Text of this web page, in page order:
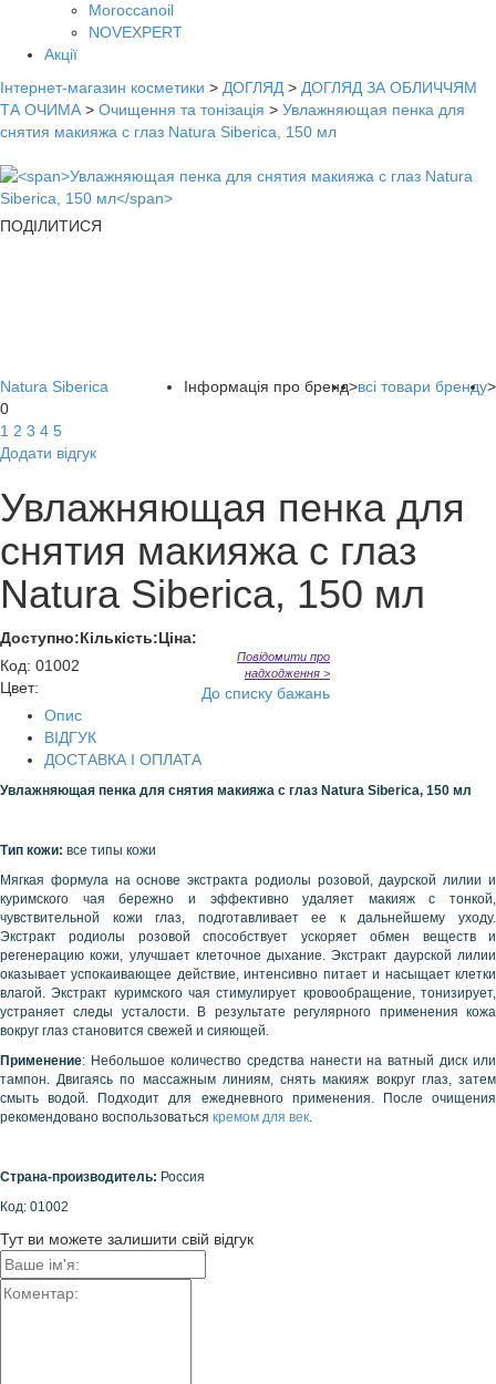
Moroccanoil
NOVEXPERT
Акції
Інтернет-магазин косметики > ДОГЛЯД > ДОГЛЯД ЗА ОБЛИЧЧЯМ
ТА ОЧИМА > Очищення та тонізація > Увлажняющая пенка для
снятия макияжа с глаз Natura Siberica, 150 мл
ПОДІЛИТИСЯ
Інформація про бренд>всі товари бренду>
Natura Siberica
0
1 2 3 4 5
Додати відгук
Увлажняющая пенка для
снятия макияжа с глаз
Natura Siberica, 150 мл
Доступно:Кількість:Ціна:
Код: 01002
Цвет:
Повідомити про
надходження >
До списку бажань
Опис
ВІДГУК
ДОСТАВКА І ОПЛАТА
Увлажняющая пенка для снятия макияжа с глаз Natura Siberica, 150 мл
Тип кожи: все типы кожи
Мягкая формула на основе экстракта родиолы розовой, даурской лилии и
куримского чая бережно и эффективно удаляет макияж с тонкой,
чувствительной кожи глаз, подготавливает ее к дальнейшему уходу.
Экстрактродиолы розовой способствует ускоряет обмен веществ и
регенерацию кожи, улучшает клеточное дыхание. Экстракт даурской лилии
оказывает успокаивающее действие, интенсивно питает и насыщает клетки
влагой. Экстракт куримского чая стимулирует кровообращение, тонизирует,
устраняет следы усталости. В результате регулярного применения кожа
вокруг глаз становится свежей и сияющей.
Применение: Небольшое количество средства нанести на ватный диск или
тампон. Двигаясь по массажным линиям, снять макияж вокруг глаз, затем
смыть водой. Подходит для ежедневного применения. После очищения
рекомендовано воспользоваться кремом для век.
Страна-производитель: Россия
Код: 01002
Тут ви можете залишити свій відгук